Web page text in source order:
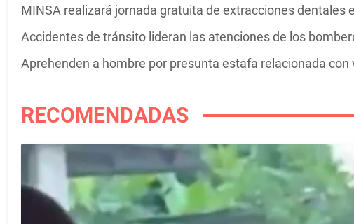
MINSA realizará jornada gratuita de extracciones dentales
Accidentes de tránsito lideran las atenciones de los
Aprehenden a hombre por presunta estafa relacionada con
RECOMENDADAS